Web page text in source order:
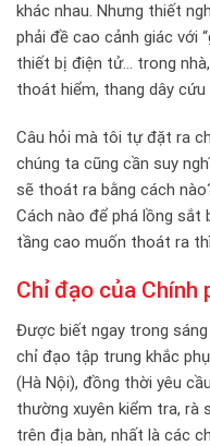
khác nhau. Nhưng thiết
phải đề cao cảnh giác với
thiết bị điện tử… trong
thoát hiểm, thang dây cứu
Câu hỏi mà tôi tự đặt ra
chúng ta cũng cần suy
sẽ thoát ra bằng cách
Cách nào để phá lồng sắt
tầng cao muốn thoát ra
Chỉ đạo của Chính
Được biết ngay trong
chỉ đạo tập trung khắc
(Hà Nội), đồng thời yêu
thường xuyên kiểm tra, rà
trên địa bàn, nhất là các